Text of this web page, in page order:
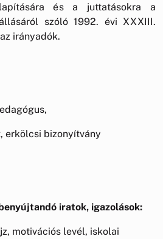
és a juttatásokra a
szóló 1992. évi XXXIII.
irányadók.
bizonyítvány
iratok, igazolások:
motivációs levél, iskolai